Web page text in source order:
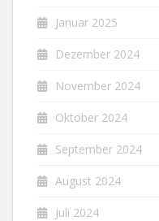
Januar 2025
Dezember 2024
November 2024
Oktober 2024
September 2024
August 2024
Juli 2024